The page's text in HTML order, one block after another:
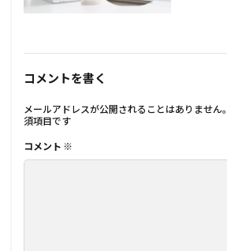
コメントを書く
メールアドレスが公開されることはありません。
須項目です
コメント ※